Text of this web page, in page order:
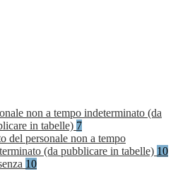
non a tempo indeterminato (da
in tabelle) 7
del personale non a tempo
(da pubblicare in tabelle) 10
10